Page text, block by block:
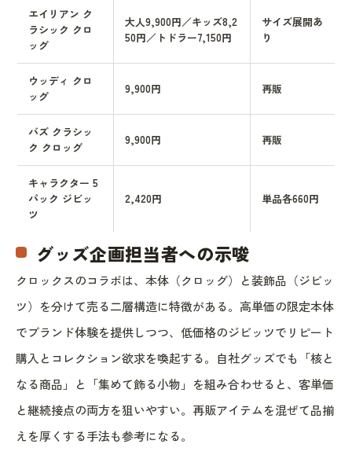
エイリアン ク
ラシック クロ
ッグ
大人9,900円／キッズ8,2
50円／トドラー7,150円
サイズ展開あ
り
ウッディ クロ
ッグ
9,900円 再販
バズ クラシッ
ク クロッグ
9,900円 再販
キャラクター 5
パック ジビッ
ツ
2,420円 単品各660円
グッズ企画担当者への示唆
クロックスのコラボは、本体（クロッグ）と装飾品（ジビッ
ツ）を分けて売る二層構造に特徴がある。高単価の限定本体
でブランド体験を提供しつつ、低価格のジビッツでリピート
購入とコレクション欲求を喚起する。自社グッズでも「核と
なる商品」と「集めて飾る小物」を組み合わせると、客単価
と継続接点の両方を狙いやすい。再販アイテムを混ぜて品揃
えを厚くする手法も参考になる。